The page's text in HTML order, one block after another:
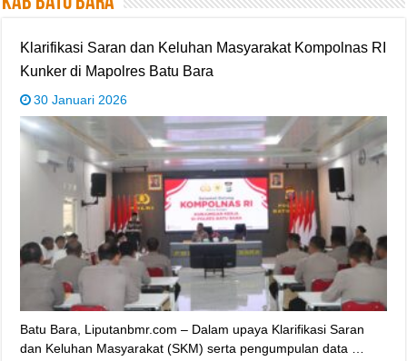
‎Klarifikasi Saran dan Keluhan Masyarakat Kompolnas RI
Kunker di Mapolres Batu Bara
30 Januari 2026
‎Batu Bara, Liputanbmr.com – Dalam upaya Klarifikasi Saran
dan Keluhan Masyarakat (SKM) serta pengumpulan data …